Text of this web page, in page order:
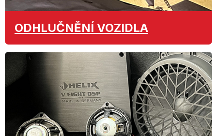
ODHLUČNĚNÍ VOZIDLA